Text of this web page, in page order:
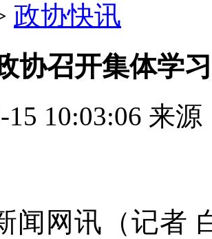
政协快讯
协召开集体学
15 10:03:06 来源
闻网讯（记者